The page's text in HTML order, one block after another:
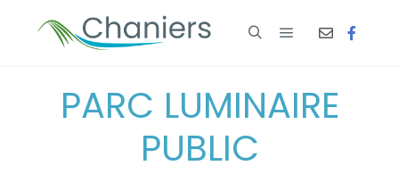
PARC LUMINAIRE
PUBLIC